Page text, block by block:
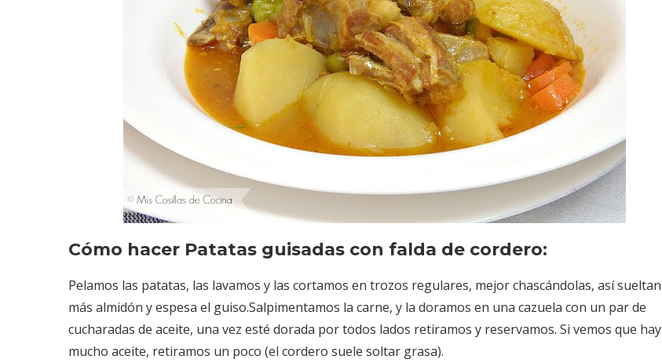
Cómo hacer Patatas guisadas con falda de cordero:
Pelamos las patatas, las lavamos y las cortamos en trozos regulares, mejor chascándolas, así sueltan
más almidón y espesa el guiso.Salpimentamos la carne, y la doramos en una cazuela con un par de
cucharadas de aceite, una vez esté dorada por todos lados retiramos y reservamos. Si vemos que hay
mucho aceite, retiramos un poco (el cordero suele soltar grasa).